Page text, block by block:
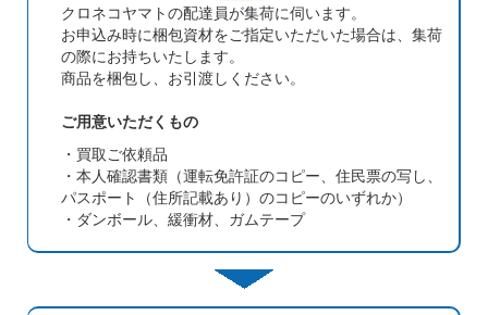
クロネコヤマトの配達員が集荷に伺います。
お申込み時に梱包資材をご指定いただいた場合は、集荷
の際にお持ちいたします。
商品を梱包し、お引渡しください。
ご用意いただくもの
・買取ご依頼品
・本人確認書類（運転免許証のコピー、住民票の写し、
パスポート（住所記載あり）のコピーのいずれか）
・ダンボール、緩衝材、ガムテープ